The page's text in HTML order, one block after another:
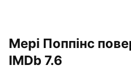
Мері Поппінс
IMDb 7.6